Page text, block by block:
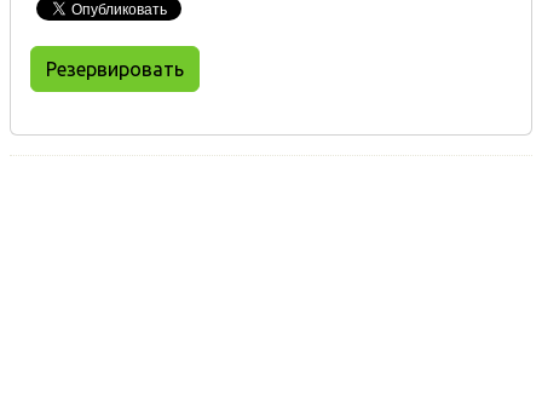
Резервировать